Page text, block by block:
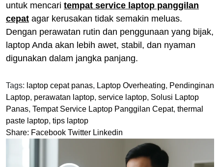
untuk mencari tempat service laptop panggilan
cepat agar kerusakan tidak semakin meluas.
Dengan perawatan rutin dan penggunaan yang bijak,
laptop Anda akan lebih awet, stabil, dan nyaman
digunakan dalam jangka panjang.
Tags: laptop cepat panas, Laptop Overheating, Pendinginan
Laptop, perawatan laptop, service laptop, Solusi Laptop
Panas, Tempat Service Laptop Panggilan Cepat, thermal
paste laptop, tips laptop
Share: Facebook Twitter Linkedin